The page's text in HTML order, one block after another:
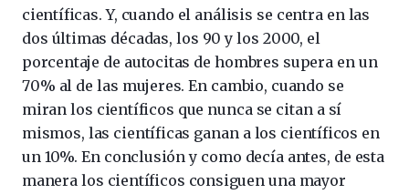
científicas. Y, cuando el análisis se centra en las
dos últimas décadas, los 90 y los 2000, el
porcentaje de autocitas de hombres supera en un
70% al de las mujeres. En cambio, cuando se
miran los científicos que nunca se citan a sí
mismos, las científicas ganan a los científicos en
un 10%. En conclusión y como decía antes, de esta
manera los científicos consiguen una mayor